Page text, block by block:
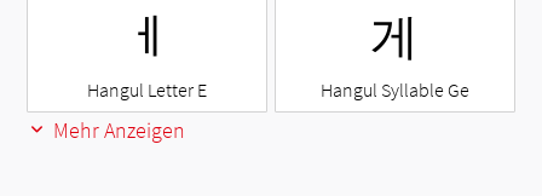
ㅔ
Hangul Letter E
게
Hangul Syllable Ge
Mehr Anzeigen